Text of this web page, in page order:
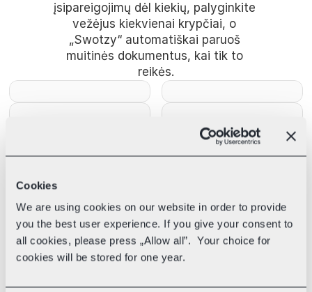
Cookies
We are using cookies on our website in order to provide
you the best user experience. If you give your consent to
all cookies, please press „Allow all”. Your choice for
cookies will be stored for one year.
įsipareigojimų dėl kiekių, palyginkite
vežėjus kiekvienai krypčiai, o
„Swotzy“ automatiškai paruoš
muitinės dokumentus, kai tik to
reikės.